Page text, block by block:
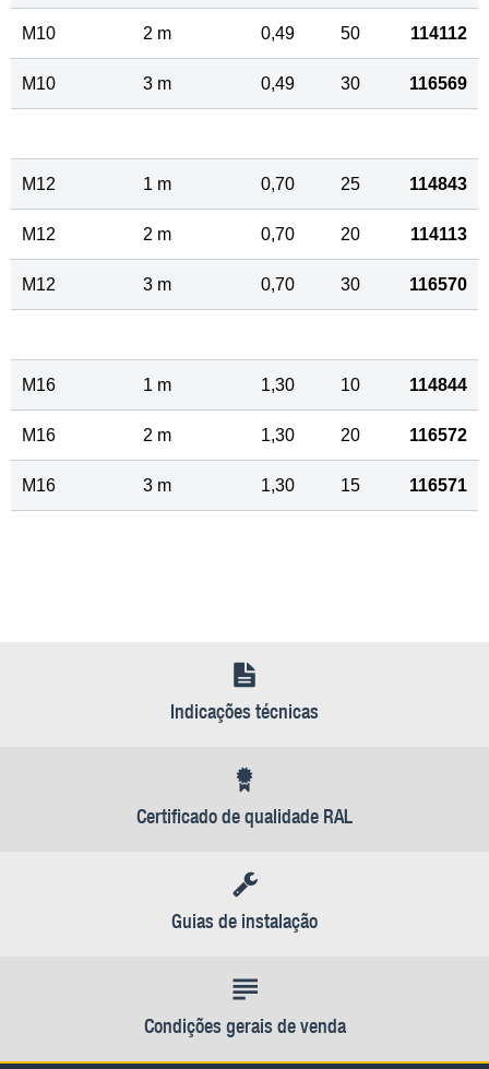
M10 2 m 0,49 50 114112
M10 3 m 0,49 30 116569
M12 1 m 0,70 25 114843
M12 2 m 0,70 20 114113
M12 3 m 0,70 30 116570
M16 1 m 1,30 10 114844
M16 2 m 1,30 20 116572
M16 3 m 1,30 15 116571
Indicações técnicas
Certificado de qualidade RAL
Guias de instalação
Condições gerais de venda